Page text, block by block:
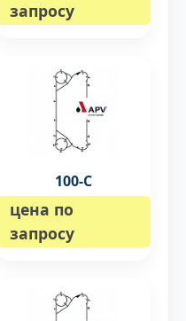
запросу
100-C
цена по
запросу